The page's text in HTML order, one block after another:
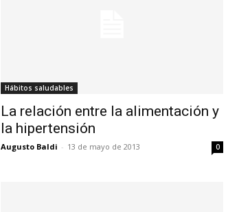
Hábitos saludables
La relación entre la alimentación y
la hipertensión
Augusto Baldi - 13 de mayo de 2013 0